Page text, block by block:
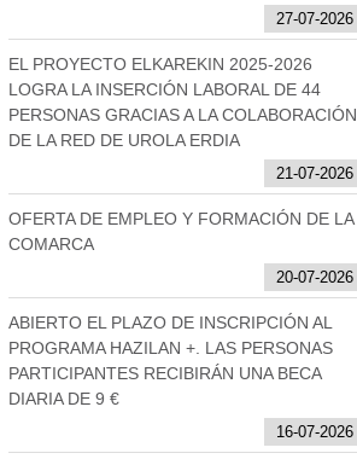
27-07-2026
EL PROYECTO ELKAREKIN 2025-2026
LOGRA LA INSERCIÓN LABORAL DE 44
PERSONAS GRACIAS A LA COLABORACIÓN
DE LA RED DE UROLA ERDIA
21-07-2026
OFERTA DE EMPLEO Y FORMACIÓN DE LA
COMARCA
20-07-2026
ABIERTO EL PLAZO DE INSCRIPCIÓN AL
PROGRAMA HAZILAN +. LAS PERSONAS
PARTICIPANTES RECIBIRÁN UNA BECA
DIARIA DE 9 €
16-07-2026